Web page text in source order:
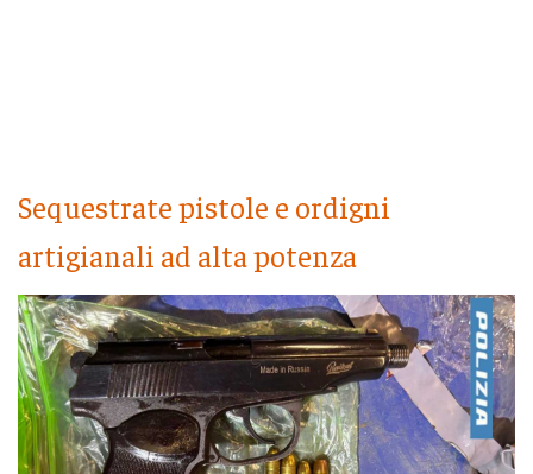
Sequestrate pistole e ordigni
artigianali ad alta potenza